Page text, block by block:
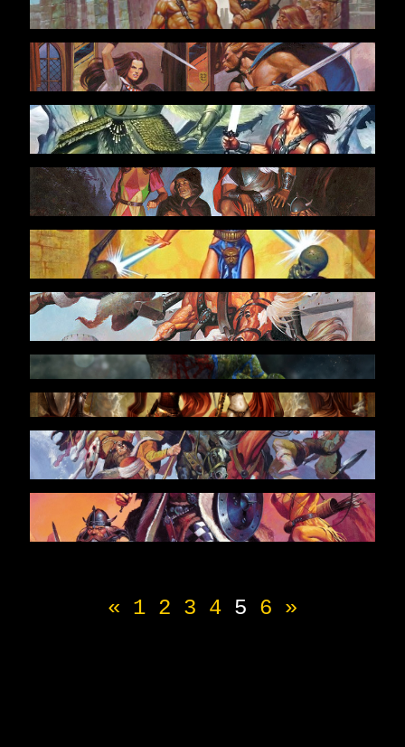
« 1 2 3 4 5 6 »